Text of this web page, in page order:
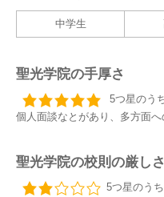
中学生
聖光学院の手厚さ
5つ星のう
個人面談なとがあり、多方面へ
聖光学院の校則の厳しさ
5つ星のう